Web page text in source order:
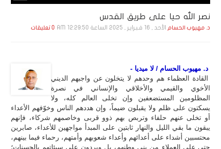
نصر الله حيا على طريق القدس
د. مهيوب الحسام الأحد , 16 فـبـرايـر , 2025 الساعة 12:29:50 AM 0 تعليقات
د. مهيوب الحسام / لا ميديا -
القادة العظماء هم وحدهم لا يتخلون عن واجبهم الديني
الأخوي والقيمي والأخلاقي والإنساني في نصرة
المظلومين المستضعفين وإن تخلى العالم كله، ولا
يسكتون على ظلم ولا يقبلون ضيماً، وإن هددهم الناس وخوّفهم الأعداء
أو تخلى عنهم حلفاء وتربص بهم ذوو قربى وخاصمهم شركاء، فإنهم
يبقون ما بقي الليل والنهار ثابتين على المبدأ مواجهين للأعداء، صابرين
محتسبين أشداء على أعدائهم وأعداء شعوبهم وأمتهم، رحماء فيما بينهم،
حتى على العملاء من بني وطنهم، بل ويردون على سيئاتهم بالحسنات؛